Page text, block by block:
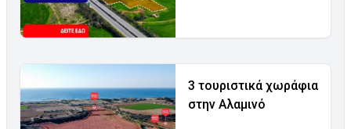
3 τουριστικά χωράφια
στην Αλαμινό